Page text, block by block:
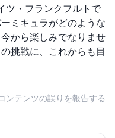
ツ・フランクフルトで
ミキュラがどのような
から楽しみでなりませ
挑戦に、これからも目
ンテンツの誤りを報告する